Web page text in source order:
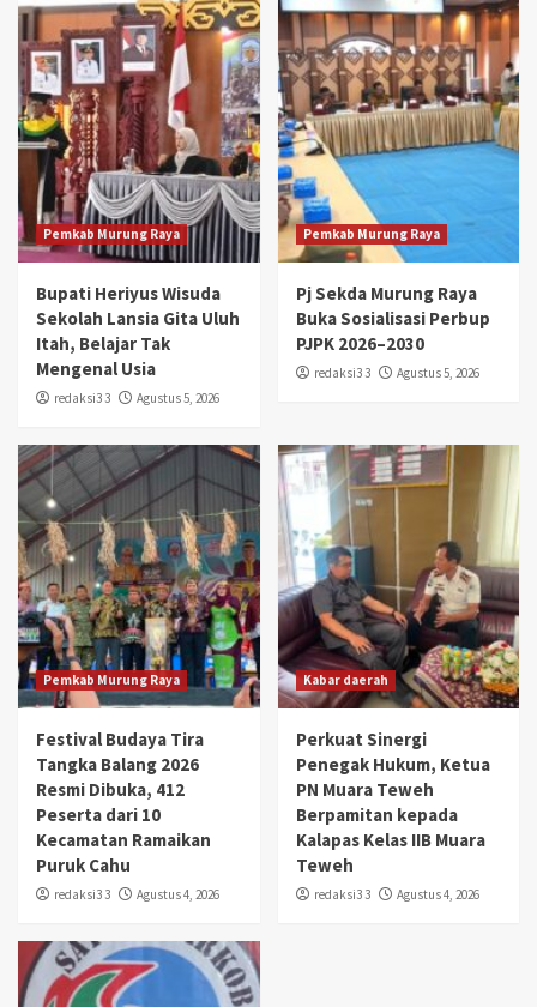
Pemkab Murung Raya
Bupati Heriyus Wisuda
Sekolah Lansia Gita Uluh
Itah, Belajar Tak
Mengenal Usia
redaksi3 3 Agustus 5, 2026
Pemkab Murung Raya
Pj Sekda Murung Raya
Buka Sosialisasi Perbup
PJPK 2026–2030
redaksi3 3 Agustus 5, 2026
Pemkab Murung Raya
Festival Budaya Tira
Tangka Balang 2026
Resmi Dibuka, 412
Peserta dari 10
Kecamatan Ramaikan
Puruk Cahu
redaksi3 3 Agustus 4, 2026
Kabar daerah
Perkuat Sinergi
Penegak Hukum, Ketua
PN Muara Teweh
Berpamitan kepada
Kalapas Kelas IIB Muara
Teweh
redaksi3 3 Agustus 4, 2026